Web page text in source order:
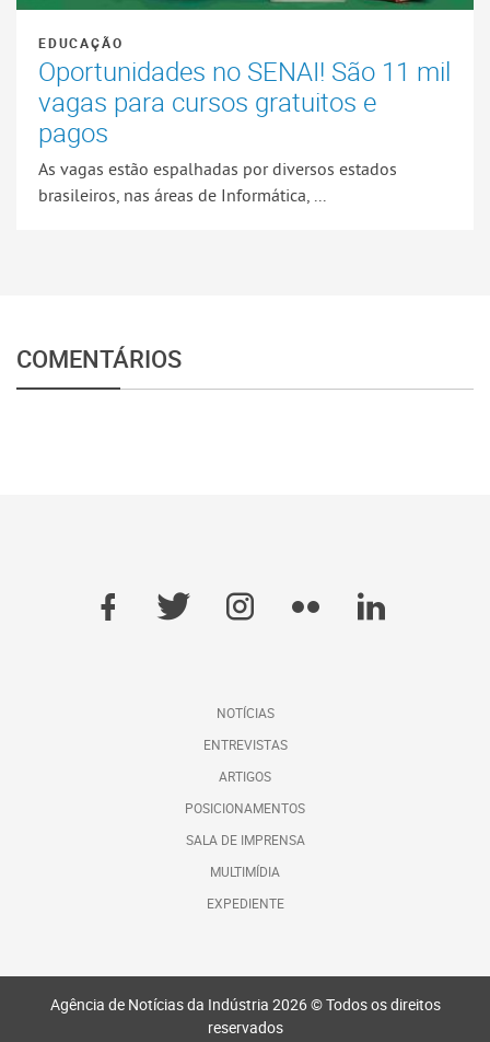
EDUCAÇÃO
Oportunidades no SENAI! São 11 mil
vagas para cursos gratuitos e
pagos
As vagas estão espalhadas por diversos estados
brasileiros, nas áreas de Informática, ...
COMENTÁRIOS
NOTÍCIAS
ENTREVISTAS
ARTIGOS
POSICIONAMENTOS
SALA DE IMPRENSA
MULTIMÍDIA
EXPEDIENTE
Agência de Notícias da Indústria 2026 © Todos os direitos
reservados